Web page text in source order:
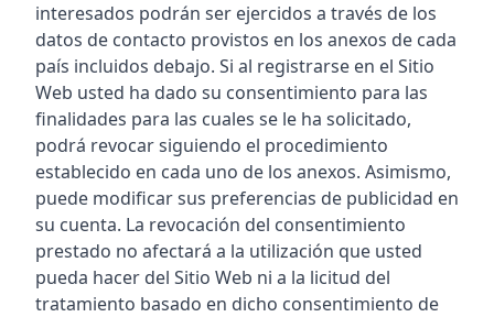
interesados podrán ser ejercidos a través de los
datos de contacto provistos en los anexos de cada
país incluidos debajo. Si al registrarse en el Sitio
Web usted ha dado su consentimiento para las
finalidades para las cuales se le ha solicitado,
podrá revocar siguiendo el procedimiento
establecido en cada uno de los anexos. Asimismo,
puede modificar sus preferencias de publicidad en
su cuenta. La revocación del consentimiento
prestado no afectará a la utilización que usted
pueda hacer del Sitio Web ni a la licitud del
tratamiento basado en dicho consentimiento de